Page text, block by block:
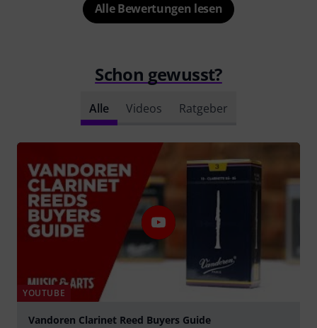
Alle Bewertungen lesen
Schon gewusst?
Alle Videos Ratgeber
YOUTUBE
Vandoren Clarinet Reed Buyers Guide